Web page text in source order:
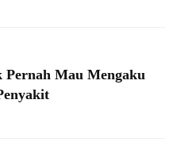
Pernah Mau Mengaku